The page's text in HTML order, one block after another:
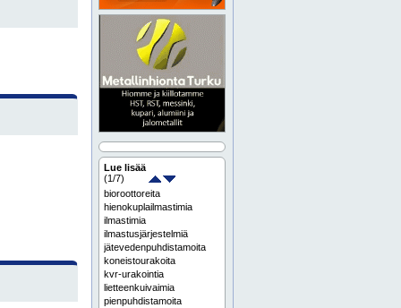
Lue lisää
(1/7)
bioroottoreita
hienokuplailmastimia
ilmastimia
ilmastusjärjestelmiä
jätevedenpuhdistamoita
koneistourakoita
kvr-urakointia
lietteenkuivaimia
pienpuhdistamoita